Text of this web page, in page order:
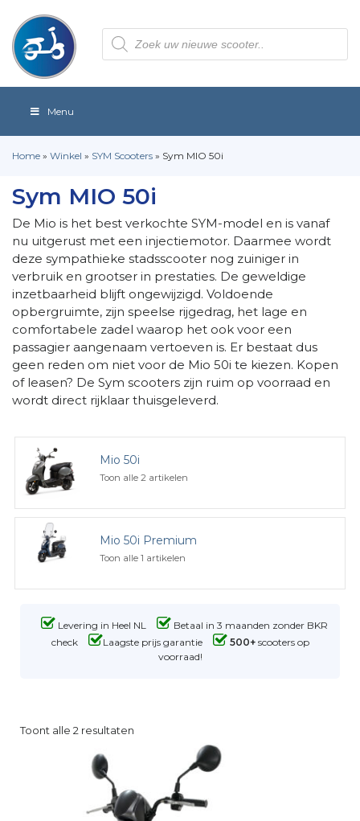
Producten
zoeken
Menu
Home » Winkel » SYM Scooters » Sym MIO 50i
Sym MIO 50i
De Mio is het best verkochte SYM-model en is vanaf
nu uitgerust met een injectiemotor. Daarmee wordt
deze sympathieke stadsscooter nog zuiniger in
verbruik en grootser in prestaties. De geweldige
inzetbaarheid blijft ongewijzigd. Voldoende
opbergruimte, zijn speelse rijgedrag, het lage en
comfortabele zadel waarop het ook voor een
passagier aangenaam vertoeven is. Er bestaat dus
geen reden om niet voor de Mio 50i te kiezen. Kopen
of leasen? De Sym scooters zijn ruim op voorraad en
wordt direct rijklaar thuisgeleverd.
Mio 50i
Toon alle 2 artikelen
Mio 50i Premium
Toon alle 1 artikelen
Levering in Heel NL
Betaal in 3 maanden zonder BKR
check
Laagste prijs garantie 500+scooters op
voorraad!
Toont alle 2 resultaten